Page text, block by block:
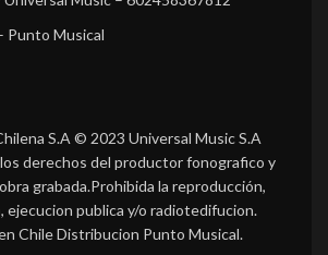
Punto Musical
S.A © 2023 Universal Music S.A
derechos del productor fonografico y
grabada.Prohibida la reproducción,
ejecucion publica y/o radiotedifucion.
Chile Distribucion Punto Musical.